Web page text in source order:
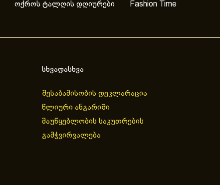
ოქროს ტალღის დღიურები Fashion Time
სხვადასხვა
შესაბამისობის დეკლარაცია
წლიური ანგარიში
მაუწყებლობის საკუთრების
გამჭვირვალება